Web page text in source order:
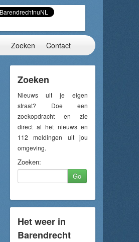
Zoeken Contact
Zoeken
Nieuws uit je eigen
straat? Doe een
zoekopdracht en zie
direct al het nieuws en
112 meldingen uit jou
omgeving.
Zoeken:
Go
Het weer in
Barendrecht